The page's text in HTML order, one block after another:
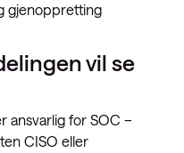
gjenoppretting
vil se
ansvarlig for SOC –
CISO eller